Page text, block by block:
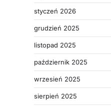
styczeń 2026
grudzień 2025
listopad 2025
październik 2025
wrzesień 2025
sierpień 2025